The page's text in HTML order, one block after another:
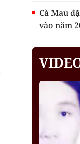
Cà Mau
vào năm